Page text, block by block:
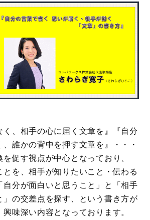
く、相手の心に届く文章を』『自分
、誰かの背中を押す文章を』・・・
促す視点が中心となっており、
とを、相手が知りたいこと・伝わる
自分が面白いと思うこと」と「相手
」の交差点を探す、という書き方が
味深い内容となっております。